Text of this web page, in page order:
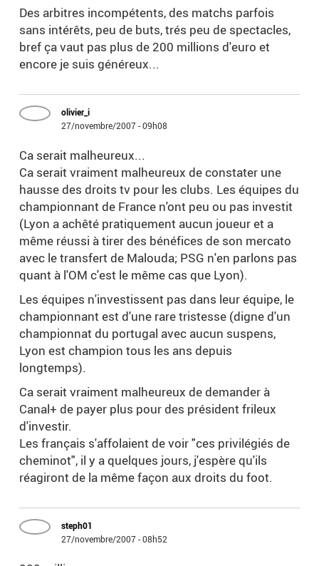
Des arbitres incompétents, des matchs parfois
sans intérêts, peu de buts, trés peu de spectacles,
bref ça vaut pas plus de 200 millions d'euro et
encore je suis généreux...
olivier_i
27/novembre/2007 - 09h08
Ca serait malheureux...
Ca serait vraiment malheureux de constater une
hausse des droits tv pour les clubs. Les équipes du
championnant de France n'ont peu ou pas investit
(Lyon a achêté pratiquement aucun joueur et a
même réussi à tirer des bénéfices de son mercato
avec le transfert de Malouda; PSG n'en parlons pas
quant à l'OM c'est le même cas que Lyon).
Les équipes n'investissent pas dans leur équipe, le
championnant est d'une rare tristesse (digne d'un
championnat du portugal avec aucun suspens,
Lyon est champion tous les ans depuis
longtemps).
Ca serait vraiment malheureux de demander à
Canal+ de payer plus pour des président frileux
d'investir.
Les français s'affolaient de voir "ces privilégiés de
cheminot", il y a quelques jours, j'espère qu'ils
réagiront de la même façon aux droits du foot.
steph01
27/novembre/2007 - 08h52